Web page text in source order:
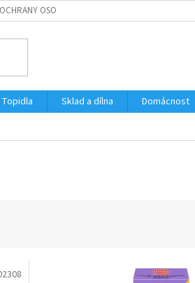
OSOBNÍCH ÚDAJŮ
Topidla Sklad a dílna Domácnost